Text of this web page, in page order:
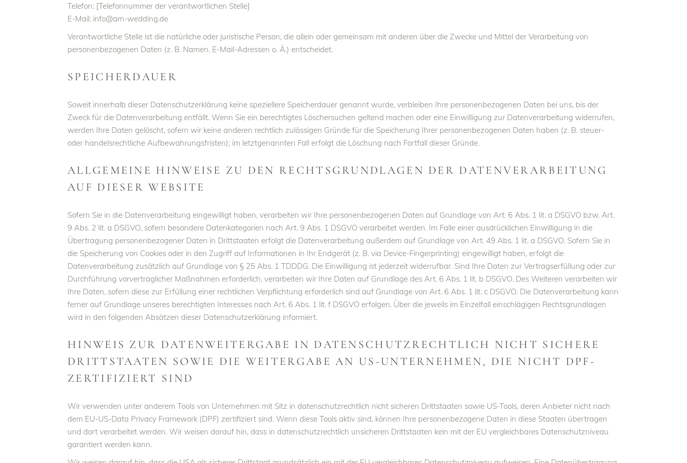
Telefon: [Telefonnummer der verantwortlichen Stelle]
E-Mail: info@am-wedding.de
Verantwortliche Stelle ist die natürliche oder juristische Person, die allein oder gemeinsam mit anderen über die Zwecke und Mittel der Verarbeitung von
personenbezogenen Daten (z. B. Namen, E-Mail-Adressen o. Ä.) entscheidet.
SPEICHERDAUER
Soweit innerhalb dieser Datenschutzerklärung keine speziellere Speicherdauer genannt wurde, verbleiben Ihre personenbezogenen Daten bei uns, bis der
Zweck für die Datenverarbeitung entfällt. Wenn Sie ein berechtigtes Löschersuchen geltend machen oder eine Einwilligung zur Datenverarbeitung widerrufen,
werden Ihre Daten gelöscht, sofern wir keine anderen rechtlich zulässigen Gründe für die Speicherung Ihrer personenbezogenen Daten haben (z. B. steuer-
oder handelsrechtliche Aufbewahrungsfristen); im letztgenannten Fall erfolgt die Löschung nach Fortfall dieser Gründe.
ALLGEMEINE HINWEISE ZU DEN RECHTSGRUNDLAGEN DER DATENVERARBEITUNG
AUF DIESER WEBSITE
Sofern Sie in die Datenverarbeitung eingewilligt haben, verarbeiten wir Ihre personenbezogenen Daten auf Grundlage von Art. 6 Abs. 1 lit. a DSGVO bzw. Art.
9 Abs. 2 lit. a DSGVO, sofern besondere Datenkategorien nach Art. 9 Abs. 1 DSGVO verarbeitet werden. Im Falle einer ausdrücklichen Einwilligung in die
Übertragung personenbezogener Daten in Drittstaaten erfolgt die Datenverarbeitung außerdem auf Grundlage von Art. 49 Abs. 1 lit. a DSGVO. Sofern Sie in
die Speicherung von Cookies oder in den Zugriff auf Informationen in Ihr Endgerät (z. B. via Device-Fingerprinting) eingewilligt haben, erfolgt die
Datenverarbeitung zusätzlich auf Grundlage von § 25 Abs. 1 TDDDG. Die Einwilligung ist jederzeit widerrufbar. Sind Ihre Daten zur Vertragserfüllung oder zur
Durchführung vorvertraglicher Maßnahmen erforderlich, verarbeiten wir Ihre Daten auf Grundlage des Art. 6 Abs. 1 lit. b DSGVO. Des Weiteren verarbeiten wir
Ihre Daten, sofern diese zur Erfüllung einer rechtlichen Verpflichtung erforderlich sind auf Grundlage von Art. 6 Abs. 1 lit. c DSGVO. Die Datenverarbeitung kann
ferner auf Grundlage unseres berechtigten Interesses nach Art. 6 Abs. 1 lit. f DSGVO erfolgen. Über die jeweils im Einzelfall einschlägigen Rechtsgrundlagen
wird in den folgenden Absätzen dieser Datenschutzerklärung informiert.
HINWEIS ZUR DATENWEITERGABE IN DATENSCHUTZRECHTLICH NICHT SICHERE
DRITTSTAATEN SOWIE DIE WEITERGABE AN US-UNTERNEHMEN, DIE NICHT DPF-
ZERTIFIZIERT SIND
Wir verwenden unter anderem Tools von Unternehmen mit Sitz in datenschutzrechtlich nicht sicheren Drittstaaten sowie US-Tools, deren Anbieter nicht nach
dem EU-US-Data Privacy Framework (DPF) zertifiziert sind. Wenn diese Tools aktiv sind, können Ihre personenbezogene Daten in diese Staaten übertragen
und dort verarbeitet werden. Wir weisen darauf hin, dass in datenschutzrechtlich unsicheren Drittstaaten kein mit der EU vergleichbares Datenschutzniveau
garantiert werden kann.